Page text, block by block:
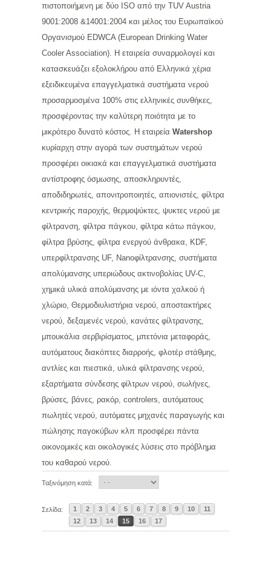
πιστοποιήμενη με δύο ISO από την TUV Austria
9001:2008 &14001:2004 και μέλος του Ευρωπαϊκού
Οργανισμού EDWCA (European Drinking Water
Cooler Association). Η εταιρεία συναρμολογεί και
κατασκευάζει εξολοκλήρου από Ελληνικά χέρια
εξειδικευμένα επαγγελματικά συστήματα νερού
προσαρμοσμένα 100% στις ελληνικές συνθήκες,
προσφέροντας την καλύτερη ποιότητα με το
μικρότερο δυνατό κόστος. Η εταιρεία Watershop
κυρίαρχη στην αγορά των συστημάτων νερού
προσφέρει οικιακά και επαγγελματικά συστήματα
αντίστροφης όσμωσης, αποσκληρυντές,
αποδιδηρωτές, απονιτροποιητές, απιονιστές, φίλτρα
κεντρικής παροχής, θερμοψύκτες, ψυκτες νερού με
φίλτρανση, φίλτρα πάγκου, φίλτρα κάτω πάγκου,
φίλτρα βρύσης, φίλτρα ενεργού άνθρακα, KDF,
υπερφίλτρανσης UF, Nanoφίλτρανσης, συστήματα
απολύμανσης υπεριώδους ακτινοβολίας UV-C,
χημικά υλικά απολύμανσης με ιόντα χαλκού ή
χλώριο, Θερμοδιυλιστήρια νερού, αποστακτήρες
νερού, δεξαμενές νερού, κανάτες φίλτρανσης,
μπουκάλια σερβιρίσματος, μπετόνια μεταφοράς,
αυτόματους διακόπτες διαρροής, φλοτέρ στάθμης,
αντλίες και πιεστικά, υλικά φίλτρανσης νερού,
εξαρτήματα σύνδεσης φίλτρων νερού, σωλήνες,
βρύσες, βάνες, ρακόρ, controlers, αυτόματους
πωλητές νερού, αυτόματες μηχανές παραγωγής και
πώλησης παγοκύβων κλπ προσφέρει πάντα
οικονομικές και οικολογικές λύσεις στο πρόβλημα
του καθαρού νερού.
Ταξινόμηση κατά:
Σελίδα: 1 2 3 4 5 6 7 8 9 10
11
12
13 14 15 16 17